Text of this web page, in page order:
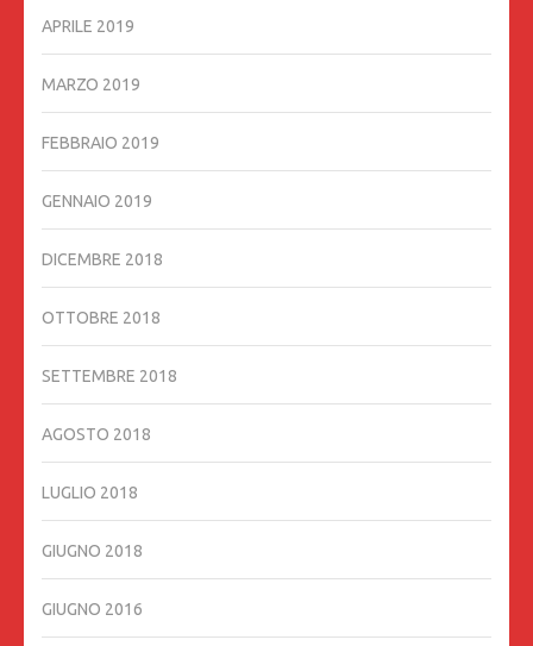
APRILE 2019
MARZO 2019
FEBBRAIO 2019
GENNAIO 2019
DICEMBRE 2018
OTTOBRE 2018
SETTEMBRE 2018
AGOSTO 2018
LUGLIO 2018
GIUGNO 2018
GIUGNO 2016